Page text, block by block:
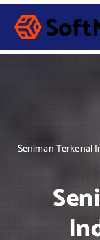
S
p
Seniman Terkenal